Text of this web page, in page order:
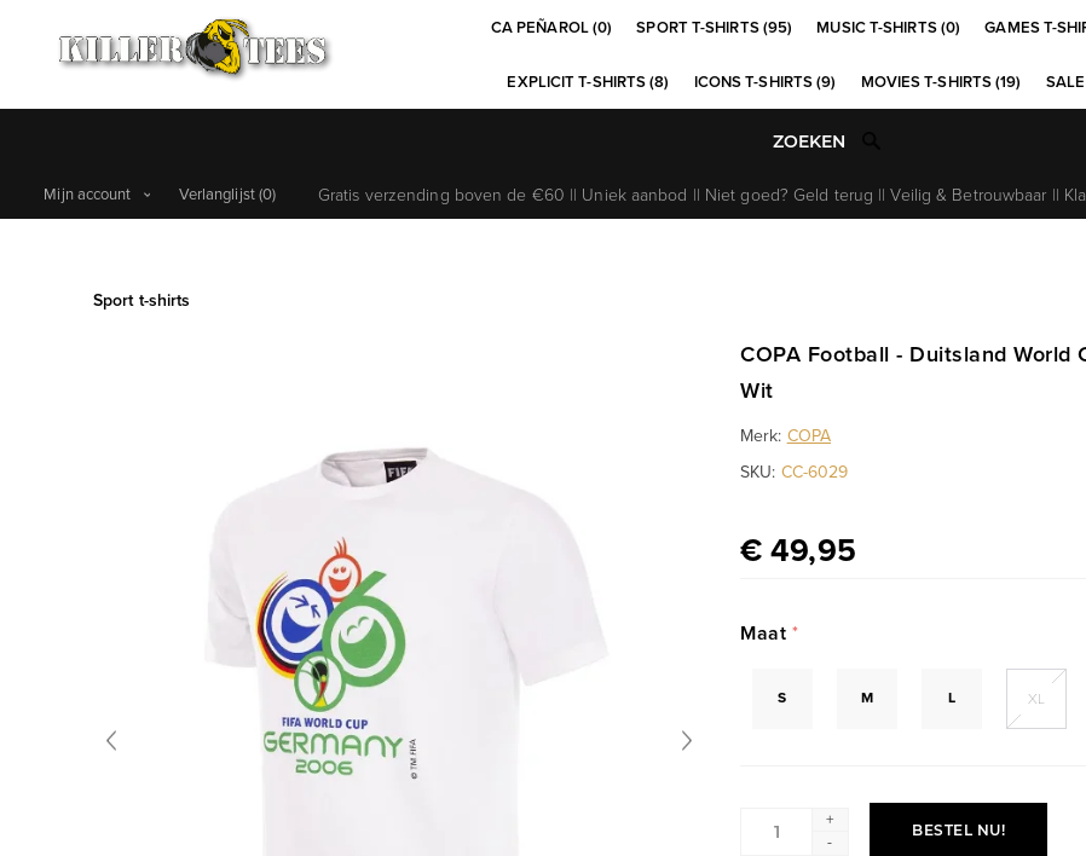
CA PEÑAROL (0) SPORT T-SHIRTS (95) MUSIC T-SHIRTS (0) GAMES T-
EXPLICIT T-SHIRTS (8) ICONS T-SHIRTS (9) MOVIES T-SHIRTS (19)
Gratis verzending boven de €60 || Uniek aanbod || Niet goed? Geld terug || Veilig & Betrouwbaar ||
Mijn account Verlanglijst(0)
Sport t-shirts
COPA Football - Duitsland World
Wit
Merk: COPA
SKU: CC-6029
€ 49,95
Maat *
S M L XL
+
-
BESTEL NU!